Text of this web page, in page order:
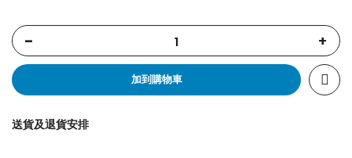
- +
加到購物車
送貨及退貨安排